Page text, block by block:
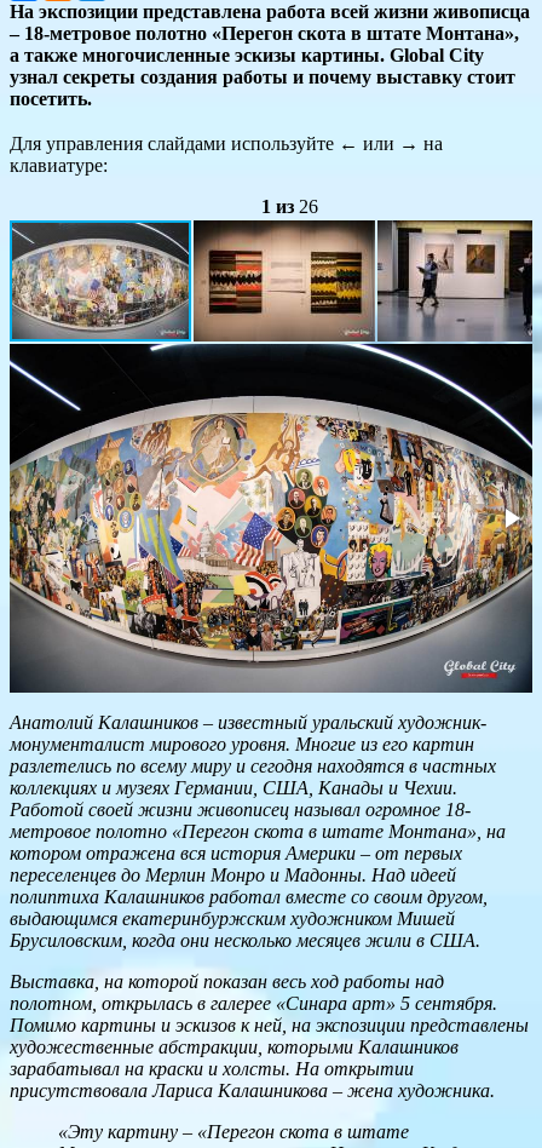
На экспозиции представлена работа всей жизни живописца
– 18-метровое полотно «Перегон скота в штате Монтана»,
а также многочисленные эскизы картины. Global City
узнал секреты создания работы и почему выставку стоит
посетить.
Для управления слайдами используйте ← или → на
клавиатуре:
1 из 26
Анатолий Калашников – известный уральский художник-
монументалист мирового уровня. Многие из его картин
разлетелись по всему миру и сегодня находятся в частных
коллекциях и музеях Германии, США, Канады и Чехии.
Работой своей жизни живописец называл огромное 18-
метровое полотно «Перегон скота в штате Монтана», на
котором отражена вся история Америки – от первых
переселенцев до Мерлин Монро и Мадонны. Над идеей
полиптиха Калашников работал вместе со своим другом,
выдающимся екатеринбуржским художником Мишей
Брусиловским, когда они несколько месяцев жили в США.
Выставка, на которой показан весь ход работы над
полотном, открылась в галерее «Синара арт» 5 сентября.
Помимо картины и эскизов к ней, на экспозиции представлены
художественные абстракции, которыми Калашников
зарабатывал на краски и холсты. На открытии
присутствовала Лариса Калашникова – жена художника.
«Эту картину – «Перегон скота в штате